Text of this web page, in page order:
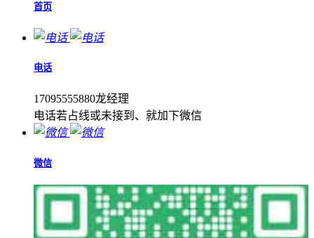
首页
电话
17095555880龙经理
电话若占线或未接到、就加下微信
微信